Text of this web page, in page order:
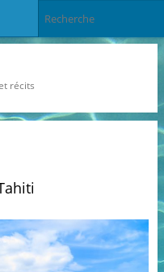
récits